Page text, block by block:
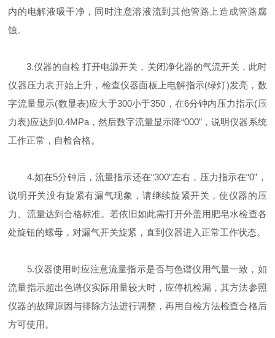
内的电解液吸干净，同时注意溶液流到其他管路上造成管路腐
蚀。
3.仪器的自检 打开电源开关，关闭净化器的气流开关，此时
仪器压力表开始上升，检查仪器面板上电解指示(绿灯)发亮，数
字流量显示(数显表)应大于300小于350，在6分钟内压力指示(压
力表)应达到0.4MPa，然后数字流量显示降“000”，说明仪器系统
工作正常，自检合格。
4.如在5分钟后，流量指示还在“300”左右，压力指示在“0”，
说明开关没有旋紧有漏气现象，请继续旋紧开关，使仪器的压
力、流量达到合格标准。若依旧如此需打开外盖用肥皂水检查各
处旋钮的螺母，对漏气开关旋紧，直到仪器进入正常工作状态。
5.仪器使用时应注意流量指示是否与色谱仪用气量一致，如
流量指示超出色谱仪实际用量较大时，应停机检漏，其方法参照
仪器的故障原因与排除方法进行调整，再用自检方法检查合格后
方可使用。